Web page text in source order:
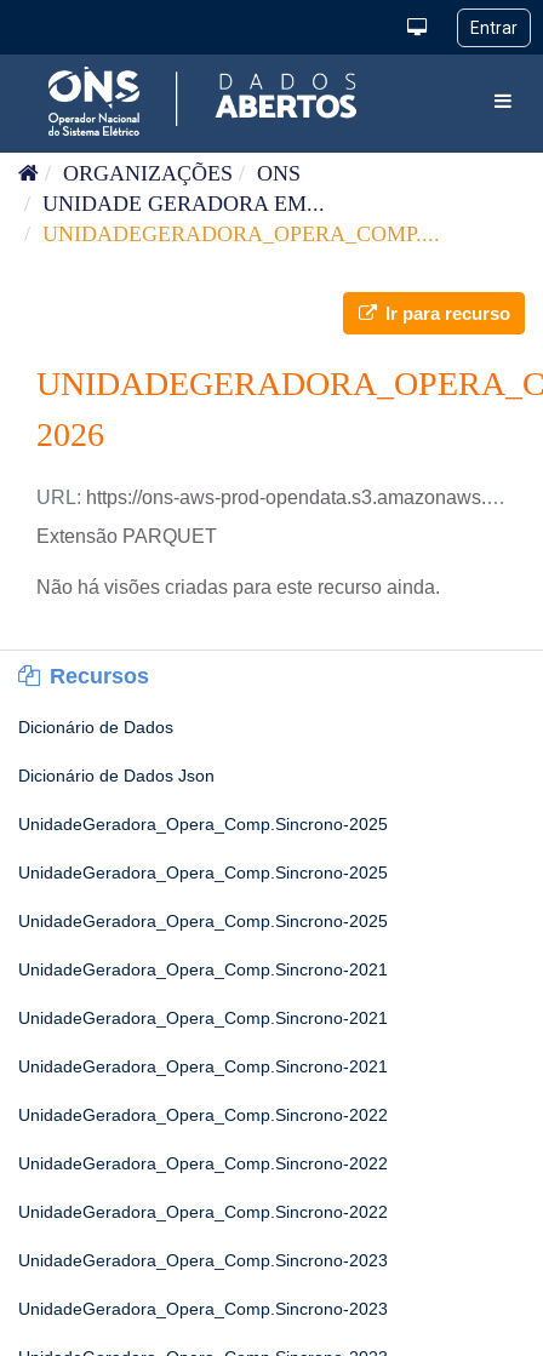
ORGANIZAÇÕES
ONS
UNIDADE GERADORA EM...
UNIDADEGERADORA_OPERA_COMP....
Ir para recurso
2026
URL: https://ons-aws-prod-opendata.s3.amazonaws.com/dataset/uge_opera_csi/UGE_OPERA_CSI_2026.parquet
Extensão PARQUET
Não há visões criadas para este recurso ainda.
Recursos
Dicionário de Dados
Dicionário de Dados Json
UnidadeGeradora_Opera_Comp.Sincrono-2025
UnidadeGeradora_Opera_Comp.Sincrono-2025
UnidadeGeradora_Opera_Comp.Sincrono-2025
UnidadeGeradora_Opera_Comp.Sincrono-2021
UnidadeGeradora_Opera_Comp.Sincrono-2021
UnidadeGeradora_Opera_Comp.Sincrono-2021
UnidadeGeradora_Opera_Comp.Sincrono-2022
UnidadeGeradora_Opera_Comp.Sincrono-2022
UnidadeGeradora_Opera_Comp.Sincrono-2022
UnidadeGeradora_Opera_Comp.Sincrono-2023
UnidadeGeradora_Opera_Comp.Sincrono-2023